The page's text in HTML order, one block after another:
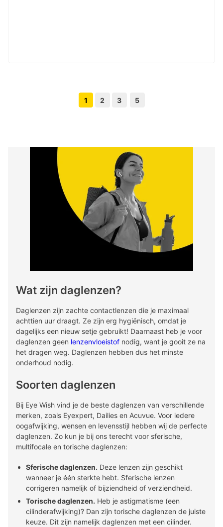
Vorige pagina knop
1 2 3 5
Wat zijn daglenzen?
Daglenzen zijn zachte contactlenzen die je maximaal
achttien uur draagt. Ze zijn erg hygiënisch, omdat je
dagelijks een nieuw setje gebruikt! Daarnaast heb je voor
daglenzen geen lenzenvloeistof nodig, want je gooit ze na
het dragen weg. Daglenzen hebben dus het minste
onderhoud nodig.
Soorten daglenzen
Bij Eye Wish vind je de beste daglenzen van verschillende
merken, zoals Eyexpert, Dailies en Acuvue. Voor iedere
oogafwijking, wensen en levensstijl hebben wij de perfecte
daglenzen. Zo kun je bij ons terecht voor sferische,
multifocale en torische daglenzen:
Sferische daglenzen. Deze lenzen zijn geschikt
wanneer je één sterkte hebt. Sferische lenzen
corrigeren namelijk of bijziendheid of verziendheid.
Torische daglenzen. Heb je astigmatisme (een
cilinderafwijking)? Dan zijn torische daglenzen de juiste
keuze. Dit zijn namelijk daglenzen met een cilinder.